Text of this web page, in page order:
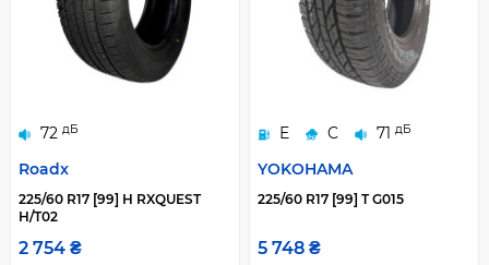
72 дБ
Roadx
225/60 R17 [99] H RXQUEST
H/T02
2 754 ₴
E C 71 дБ
YOKOHAMA
225/60 R17 [99] T G015
5 748 ₴